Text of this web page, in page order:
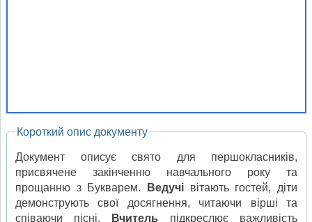
Короткий опис документу
Документ описує свято для першокласників,
присвячене закінченню навчального року та
прощанню з Букварем.
Ведучі вітають гостей, діти
демонструють свої досягнення, читаючи вірші та
співаючи пісні.
Вчитель підкреслює важливість